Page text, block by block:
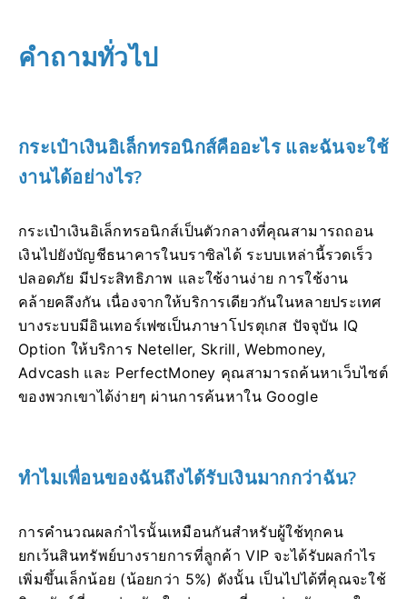
คำถามทั่วไป
กระเป๋าเงินอิเล็กทรอนิกส์คืออะไร และฉันจะใช้
งานได้อย่างไร?
กระเป๋าเงินอิเล็กทรอนิกส์เป็นตัวกลางที่คุณสามารถถอน
เงินไปยังบัญชีธนาคารในบราซิลได้ ระบบเหล่านี้รวดเร็ว
ปลอดภัย มีประสิทธิภาพ และใช้งานง่าย การใช้งาน
คล้ายคลึงกัน เนื่องจากให้บริการเดียวกันในหลายประเทศ
บางระบบมีอินเทอร์เฟซเป็นภาษาโปรตุเกส ปัจจุบัน IQ
Option ให้บริการ Neteller, Skrill, Webmoney,
Advcash และ PerfectMoney คุณสามารถค้นหาเว็บไซต์
ของพวกเขาได้ง่ายๆ ผ่านการค้นหาใน Google
ทำไมเพื่อนของฉันถึงได้รับเงินมากกว่าฉัน?
การคำนวณผลกำไรนั้นเหมือนกันสำหรับผู้ใช้ทุกคน
ยกเว้นสินทรัพย์บางรายการที่ลูกค้า VIP จะได้รับผลกำไร
เพิ่มขึ้นเล็กน้อย (น้อยกว่า 5%) ดังนั้น เป็นไปได้ที่คุณจะใช้